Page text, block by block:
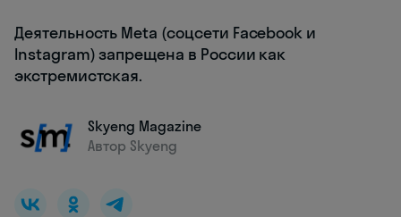
Деятельность Meta (соцсети Facebook и
Instagram) запрещена в России как
экстремистская.
Skyeng Magazine
Автор Skyeng